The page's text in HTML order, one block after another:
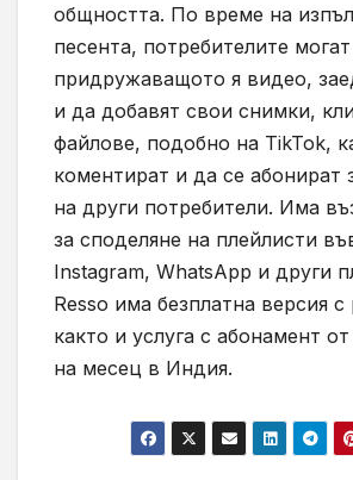
общността. По време на
песента, потребителите
придружаващото я видео,
и да добавят свои снимки,
файлове, подобно на TikTok,
коментират и да се абонират
на други потребители. Има
за споделяне на плейлисти
Instagram, WhatsApp и други
Resso има безплатна версия с
както и услуга с абонамент
на месец в Индия.